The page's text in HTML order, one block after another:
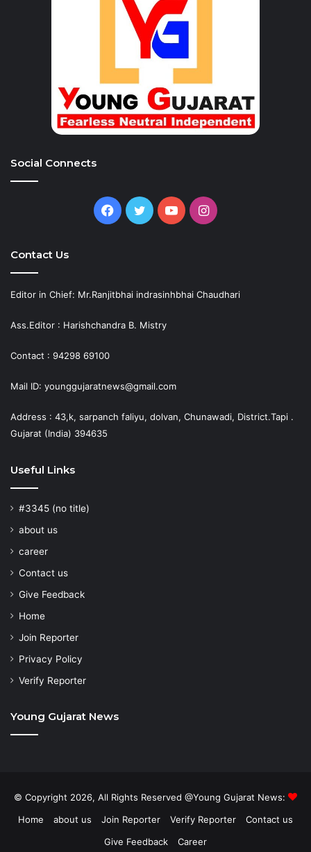
Social Connects
Facebook
TwitterYouTubeInstagram
Contact Us
Editor in Chief: Mr.Ranjitbhai indrasinhbhai Chaudhari
Ass.Editor : Harishchandra B. Mistry
Contact : 94298 69100
Mail ID: younggujaratnews@gmail.com
Address : 43,k, sarpanch faliyu, dolvan, Chunawadi, District.Tapi .
Gujarat (India) 394635
Useful Links
#3345 (no title)
about us
career
Contact us
Give Feedback
Home
Join Reporter
Privacy Policy
Verify Reporter
Young Gujarat News
© Copyright 2026, All Rights Reserved @Young Gujarat News:
Home
about us Join Reporter Verify Reporter
Contact us
Give Feedback
Career